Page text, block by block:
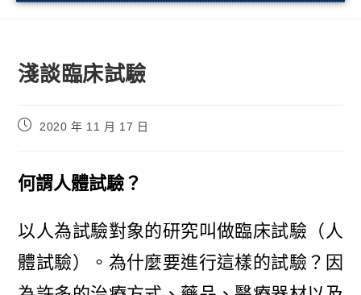
淺談臨床試驗
2020 年 11 月 17 日
何謂人體試驗？
以人為試驗對象的研究叫做臨床試驗（人
體試驗）。為什麼要進行這樣的試驗？因